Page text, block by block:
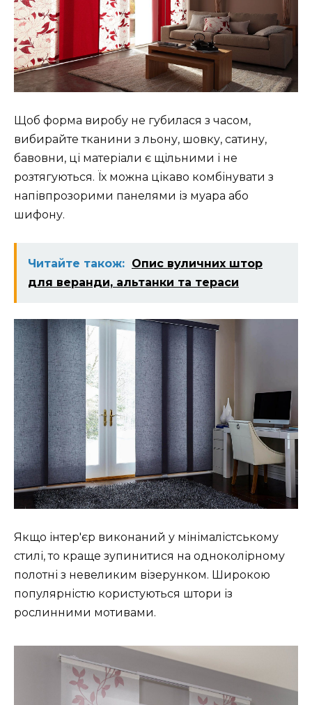
Щоб форма виробу не губилася з часом,
вибирайте тканини з льону, шовку, сатину,
бавовни, ці матеріали є щільними і не
розтягуються. Їх можна цікаво комбінувати з
напівпрозорими панелями із муара або
шифону.
Читайте також: Опис вуличних штор
для веранди, альтанки та тераси
Якщо інтер'єр виконаний у мінімалістському
стилі, то краще зупинитися на одноколірному
полотні з невеликим візерунком. Широкою
популярністю користуються штори із
рослинними мотивами.